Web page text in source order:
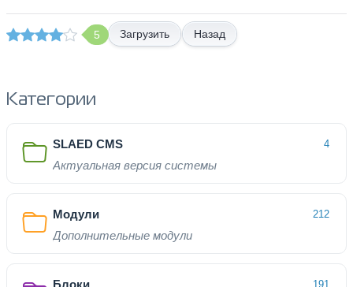
5 Назад
Категории
SLAED CMS 4
Актуальная версия системы
Модули 212
Дополнительные модули
Блоки 191